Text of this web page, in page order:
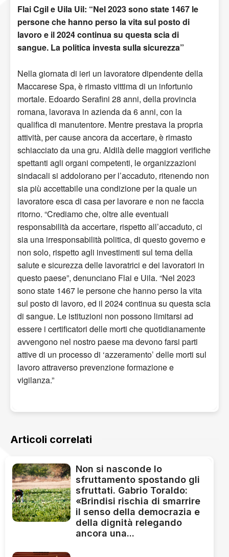
Flai Cgil e Uila Uil: “Nel 2023 sono state 1467 le
persone che hanno perso la vita sul posto di
lavoro e il 2024 continua su questa scia di
sangue. La politica investa sulla sicurezza”
Nella giornata di ieri un lavoratore dipendente della
Maccarese Spa, è rimasto vittima di un infortunio
mortale. Edoardo Serafini 28 anni, della provincia
romana, lavorava in azienda da 6 anni, con la
qualifica di manutentore. Mentre prestava la propria
attività, per cause ancora da accertare, è rimasto
schiacciato da una gru. Aldilà delle maggiori verifiche
spettanti agli organi competenti, le organizzazioni
sindacali si addolorano per l’accaduto, ritenendo non
sia più accettabile una condizione per la quale un
lavoratore esca di casa per lavorare e non ne faccia
ritorno. “Crediamo che, oltre alle eventuali
responsabilità da accertare, rispetto all’accaduto, ci
sia una irresponsabilità politica, di questo governo e
non solo, rispetto agli investimenti sul tema della
salute e sicurezza delle lavoratrici e dei lavoratori in
questo paese”, denunciano Flai e Uila. “Nel 2023
sono state 1467 le persone che hanno perso la vita
sul posto di lavoro, ed il 2024 continua su questa scia
di sangue. Le istituzioni non possono limitarsi ad
essere i certificatori delle morti che quotidianamente
avvengono nel nostro paese ma devono farsi parti
attive di un processo di ‘azzeramento’ delle morti sul
lavoro attraverso prevenzione formazione e
vigilanza.”
Articoli correlati
Non si nasconde lo
sfruttamento spostando gli
sfruttati. Gabrio Toraldo:
«Brindisi rischia di smarrire
il senso della democrazia e
della dignità relegando
ancora una...